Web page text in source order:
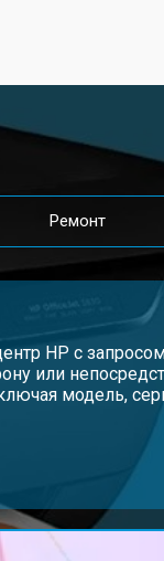
от 2500 ₽
от 1800 ₽
от 2600 ₽
Ремонт
HP с
или
модель,